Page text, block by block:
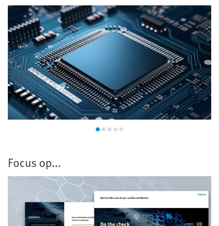
Halfgeleiderindustrie
Focus op...